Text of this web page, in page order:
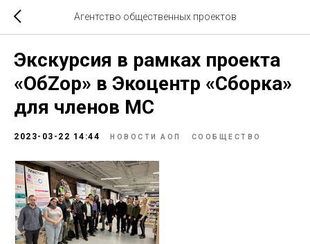
Агентство общественных проектов
Экскурсия в рамках проекта
«ОбZор» в Экоцентр «Сборка»
для членов МС
2023-03-22 14:44 НОВОСТИ АОП СООБЩЕСТВО